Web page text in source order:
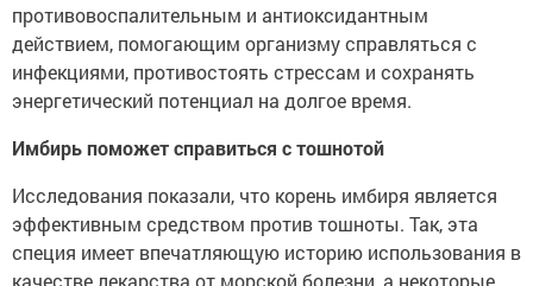
противовоспалительным и антиоксидантным
действием, помогающим организму справляться с
инфекциями, противостоять стрессам и сохранять
энергетический потенциал на долгое время.
Имбирь поможет справиться с тошнотой
Исследования показали, что корень имбиря является
эффективным средством против тошноты. Так, эта
специя имеет впечатляющую историю использования в
качестве лекарства от морской болезни, а некоторые